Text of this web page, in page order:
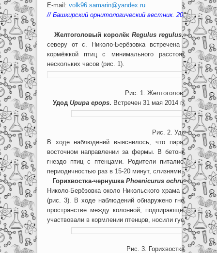
E-mail: volk96.samarin@yandex.ru
// Башкирский орнитологический вестник. 2014. № 12.
Желтоголовый королёкRegulus regulus.13 апреля
северу от с. Николо-Берёзовка встречена стая в
кормёжкой птиц с минимального расстояния в
нескольких часов (рис. 1).
Рис. 1. Желтоголовый
УдодUpupa epops. Встречен 31 мая 2014 г. в с.
Рис. 2. Удод.
В ходе наблюдений выяснилось, что пара птиц
восточном направлении за фермы. В бетонной стене
гнездо птиц с птенцами. Родители питались сами и
периодичностью раз в 15-20 минут, слизнями.
Горихвостка-чернушкаPhoenicurus ochruros
Николо-Берёзовка около Никольского храма встречена
(рис. 3). В ходе наблюдений обнаружено гнездо с
пространстве между колонной, подпирающей крышу,
участвовали в кормлении птенцов, носили гусениц,
Рис. 3. Горихвостка-чернушка.